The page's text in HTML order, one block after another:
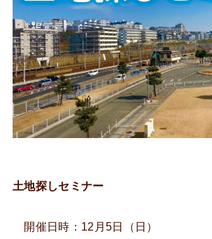
土地探しセミナー
開催日時：12月5日（日）